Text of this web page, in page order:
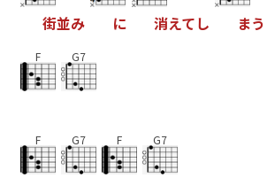
街並み に 消えてし まう
F G7
F G7 F G7